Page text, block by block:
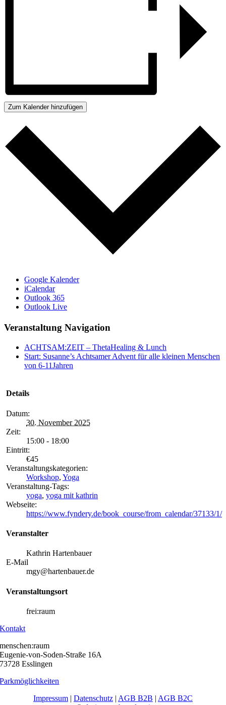
Zum Kalender hinzufügen
Google Kalender
iCalendar
Outlook 365
Outlook Live
Veranstaltung Navigation
ACHTSAM:ZEIT – ThetaHealing & Lunch
Start: Susanne’s Achtsamer Advent für alle kleinen Menschen
von 6-11Jahren
Details
Datum:
30. November 2025
Zeit:
15:00 - 18:00
Eintritt:
€45
Veranstaltungskategorien:
Workshop, Yoga
Veranstaltung-Tags:
yoga, yoga mit kathrin
Webseite:
https://www.fyndery.de/book_course/from_calendar/37133/1/
Veranstalter
Kathrin Hartenbauer
E-Mail
mgy@hartenbauer.de
Veranstaltungsort
frei:raum
Kontakt
menschen:raum
Eugenie-von-Soden-Straße 16A
73728 Esslingen
Parkmöglichkeiten
Impressum | Datenschutz | AGB B2B | AGB B2C